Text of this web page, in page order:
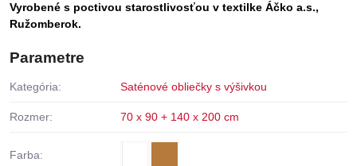
Vyrobené s poctivou starostlivosťou v textilke Áčko a.s.,
Ružomberok.
Parametre
Kategória: Saténové obliečky s výšivkou
Rozmer: 70 x 90 + 140 x 200 cm
Farba: